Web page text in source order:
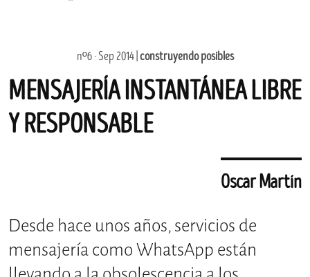
nº6 · Sep 2014 | construyendo posibles
MENSAJERÍA INSTANTÁNEA LIBRE
Y RESPONSABLE
Oscar Martín
Desde hace unos años, servicios de
mensajería como WhatsApp están